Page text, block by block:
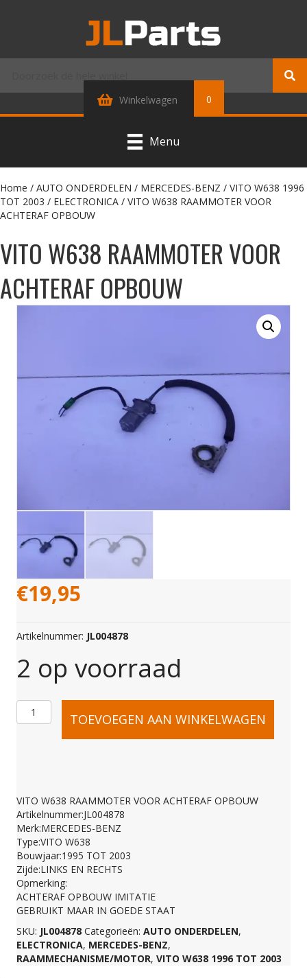
Winkelwagen 0
Menu
Home / AUTO ONDERDELEN / MERCEDES-BENZ / VITO W638 1996
TOT 2003 / ELECTRONICA / VITO W638 RAAMMOTER VOOR
ACHTERAF OPBOUW
VITO W638 RAAMMOTER VOOR
ACHTERAF OPBOUW
€19,95
Artikelnummer: JL004878
2 op voorraad
VITO
RAAMMOTER
VOOR
ACHTERAF
OPBOUW
aantal
TOEVOEGEN AAN WINKELWAGEN
VITO W638 RAAMMOTER VOOR ACHTERAF OPBOUW
Artikelnummer:JL004878
Merk:MERCEDES-BENZ
Type:VITO W638
Bouwjaar:1995 TOT 2003
Zijde:LINKS EN RECHTS
Opmerking:
ACHTERAF OPBOUW IMITATIE
GEBRUIKT MAAR IN GOEDE STAAT
SKU: JL004878 Categorieën: AUTO ONDERDELEN,
ELECTRONICA, MERCEDES-BENZ,
RAAMMECHANISME/MOTOR, VITO W638 1996 TOT 2003